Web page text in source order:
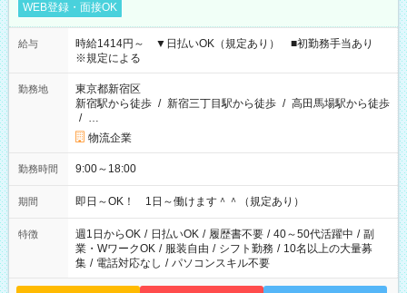
WEB登録・面接OK
給与
時給1414円～ ▼日払いOK（規定あり） ■初勤務手当あり
※規定による
勤務地
東京都新宿区
新宿駅から徒歩 / 新宿三丁目駅から徒歩 / 高田馬場駅から徒歩
/ …
物流企業
勤務時間 9:00～18:00
期間 即日～OK！ 1日～働けます＾＾（規定あり）
特徴 週1日からOK / 日払いOK / 履歴書不要 / 40～50代活躍中 / 副
業・WワークOK / 服装自由 / シフト勤務 / 10名以上の大量募
集 / 電話対応なし / パソコンスキル不要